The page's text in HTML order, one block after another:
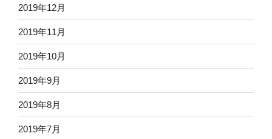
2019年12月
2019年11月
2019年10月
2019年9月
2019年8月
2019年7月